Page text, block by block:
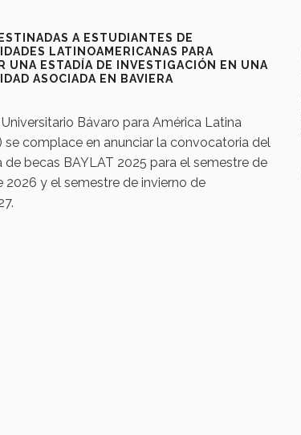
A ESTUDIANTES DE
LATINOAMERICANAS PARA
UNA ESTADÍA DE INVESTIGACIÓN EN UNA
ASOCIADA EN BAVIERA
Universitario Bávaro para América Latina
se complace en anunciar la convocatoria del
de becas BAYLAT 2025 para el semestre de
2026 y el semestre de invierno de